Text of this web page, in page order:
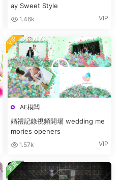
ay Sweet Style
1.46k VIP
AE模闆
婚禮記錄視頻開場 wedding me
mories openers
1.57k VIP
VIP
免費